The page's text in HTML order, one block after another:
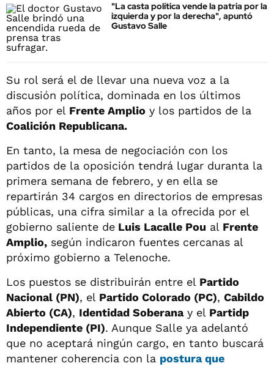
"La casta política vende la patria por la
izquierda y por la derecha", apuntó
Gustavo Salle
Su rol será el de llevar una nueva voz a la
discusión política, dominada en los últimos
años por el Frente Amplio y los partidos de la
Coalición Republicana.
En tanto, la mesa de negociación con los
partidos de la oposición tendrá lugar duranta la
primera semana de febrero, y en ella se
repartirán 34 cargos en directorios de empresas
públicas, una cifra similar a la ofrecida por el
gobierno saliente de Luis Lacalle Pou al Frente
Amplio, según indicaron fuentes cercanas al
próximo gobierno a Telenoche.
Los puestos se distribuirán entre el Partido
Nacional (PN), el Partido Colorado (PC), Cabildo
Abierto (CA), Identidad Soberanay el Partidp
Independiente (PI). Aunque Salle ya adelantó
que no aceptará ningún cargo, en tanto buscará
mantener coherencia con la postura que